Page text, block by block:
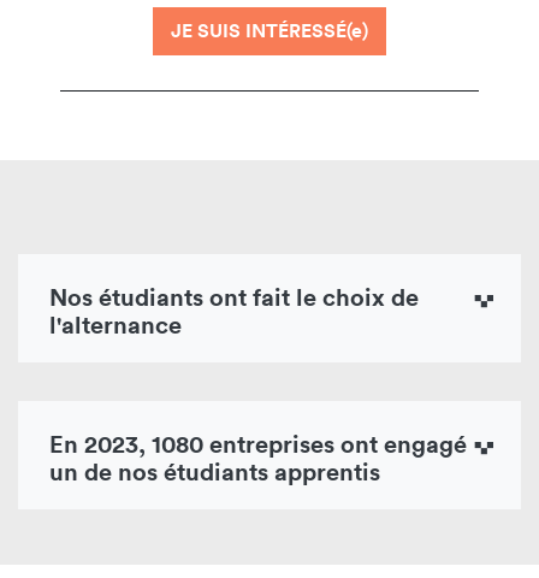
JE SUIS INTÉRESSÉ(e)
Nos étudiants ont fait le choix de
l'alternance
En 2023, 1080 entreprises ont engagé
un de nos étudiants apprentis